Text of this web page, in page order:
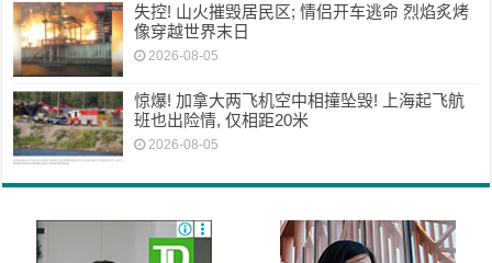
失控! 山火摧毁居民区; 情侣开车逃命 烈焰炙烤
像穿越世界末日
2026-08-05
惊爆! 加拿大两飞机空中相撞坠毁! 上海起飞航
班也出险情, 仅相距20米
2026-08-05